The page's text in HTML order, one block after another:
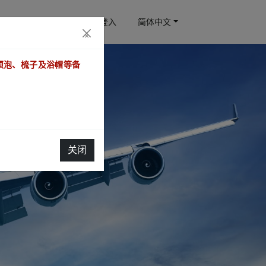
会员登入
简体中文
×
泡、梳子及浴帽等备
关闭